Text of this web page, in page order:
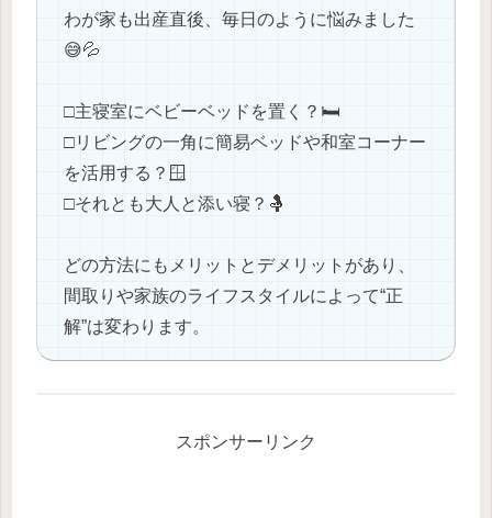
わが家も出産直後、毎日のように悩みました
😅💦
□主寝室にベビーベッドを置く？🛏️
□リビングの一角に簡易ベッドや和室コーナー
を活用する？🪟
□それとも大人と添い寝？🤱
どの方法にもメリットとデメリットがあり、
間取りや家族のライフスタイルによって“正
解”は変わります。
スポンサーリンク